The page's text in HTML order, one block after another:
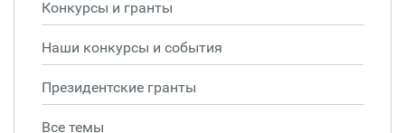
Конкурсы и гранты
Наши конкурсы и события
Президентские гранты
Все темы